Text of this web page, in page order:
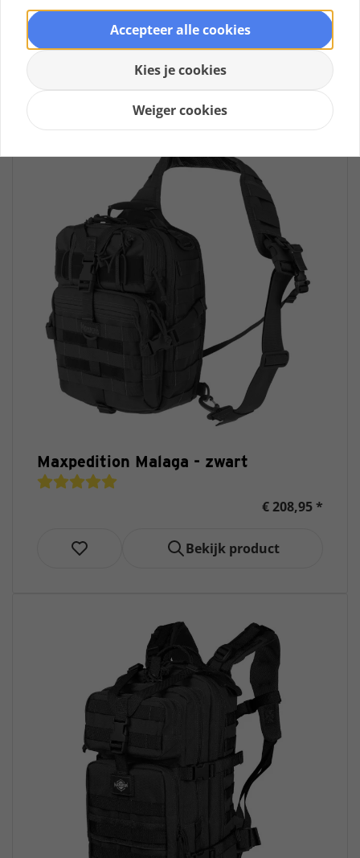
Bekijk product
Maxpedition Malaga - zwart
€ 208,95 *
Bekijk product
Accepteer alle cookies
Kies je cookies
Weiger cookies